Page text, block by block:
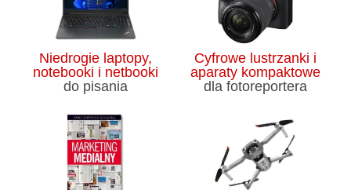
Niedrogie laptopy,
notebooki i netbooki
do pisania
Cyfrowe lustrzanki i
aparaty kompaktowe
dla fotoreportera